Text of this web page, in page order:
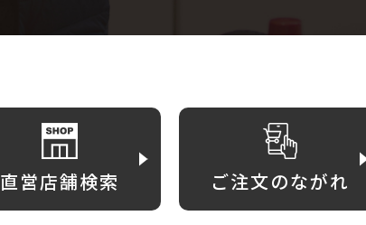
直営店舗検索 ご注文のながれ